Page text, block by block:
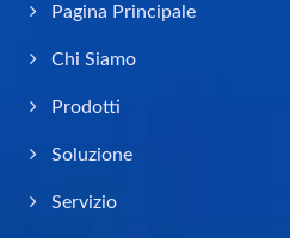
Pagina Principale
Chi Siamo
Prodotti
Soluzione
Servizio